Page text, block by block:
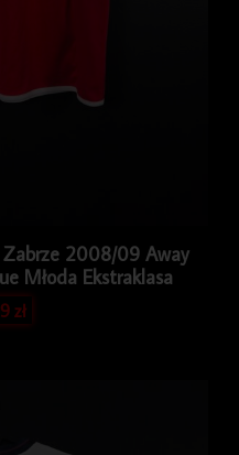
Zabrze 2008/09 Away
Młoda Ekstraklasa
zł